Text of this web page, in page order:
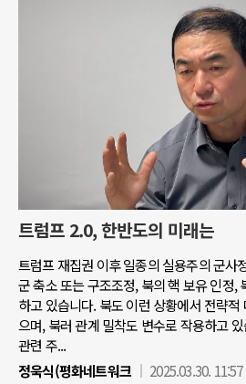
트럼프 2.0, 한반도의 미래는
트럼프 재집권 이후 일종의 실용주의 군사
군 축소 또는 구조조정, 북의 핵 보유 인정,
하고 있습니다. 북도 이런 상황에서 전략
으며, 북러 관계 밀착도 변수로 작용하고
관련 주...
정욱식(평화네트워크
2025.03.30. 11:57